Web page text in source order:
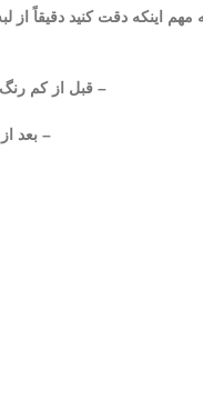
اینکه دقت کنید دقیقاً از
– قبل از کم
– بعد